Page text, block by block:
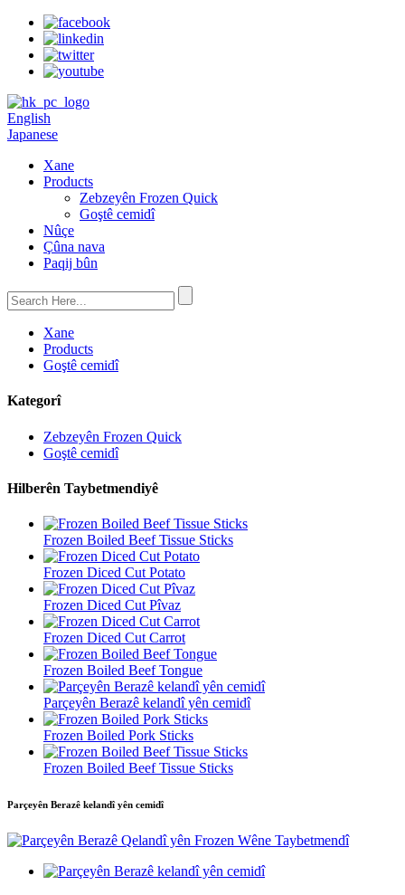
English
Japanese
Xane
Products
Zebzeyên Frozen Quick
Goştê cemidî
Nûçe
Çûna nava
Paqij bûn
Xane
Products
Goştê cemidî
Kategorî
Zebzeyên Frozen Quick
Goştê cemidî
Hilberên Taybetmendiyê
Frozen Boiled Beef Tissue Sticks
Frozen Diced Cut Potato
Frozen Diced Cut Pîvaz
Frozen Diced Cut Carrot
Frozen Boiled Beef Tongue
Parçeyên Berazê kelandî yên cemidî
Frozen Boiled Pork Sticks
Frozen Boiled Beef Tissue Sticks
Parçeyên Berazê kelandî yên cemidî